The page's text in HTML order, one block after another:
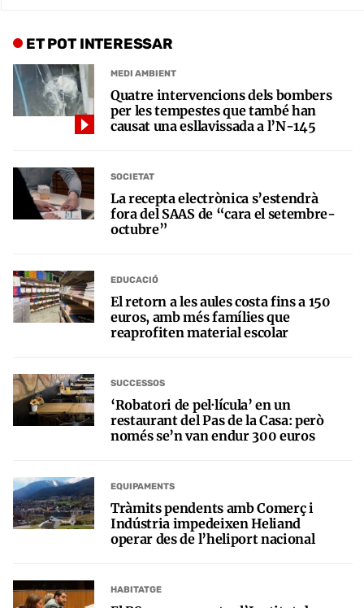
ET POT INTERESSAR
MEDI AMBIENT
Quatre intervencions dels bombers
per les tempestes que també han
causat una esllavissada a l’N-145
SOCIETAT
La recepta electrònica s’estendrà
fora del SAAS de “cara el setembre-
octubre”
EDUCACIÓ
El retorn a les aules costa fins a 150
euros, amb més famílies que
reaprofiten material escolar
SUCCESSOS
‘Robatori de pel·lícula’ en un
restaurant del Pas de la Casa: però
només se’n van endur 300 euros
EQUIPAMENTS
Tràmits pendents amb Comerç i
Indústria impedeixen Heliand
operar des de l’heliport nacional
HABITATGE